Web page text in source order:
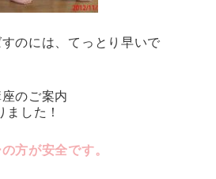
のには、てっとり早いで
のご案内
した！
方が安全です。